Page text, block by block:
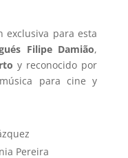
exclusiva para esta
Filipe Damião,
y reconocido por
para cine y
Pereira